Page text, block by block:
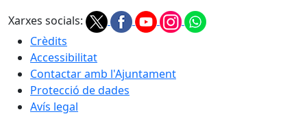
Xarxes socials:
Crèdits
Accessibilitat
Contactar amb l'Ajuntament
Protecció de dades
Avís legal